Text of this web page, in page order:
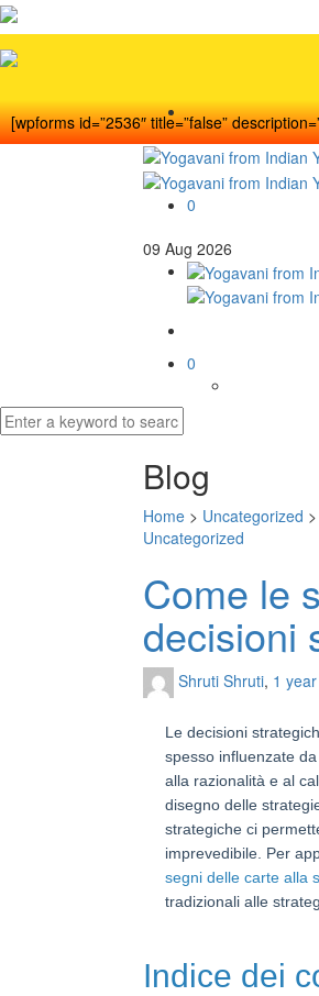
[wpforms id=”2536″ title=”false”
0
09 Aug 2026
0
Blog
Home > Uncategorized >
Uncategorized
Come le
decisioni
Shruti Shruti, 1
Le decisioni
spesso influenzate
alla razionalità e al
disegno delle
strategiche ci
imprevedibile. Per
segni delle carte alla
tradizionali alle
Indice dei